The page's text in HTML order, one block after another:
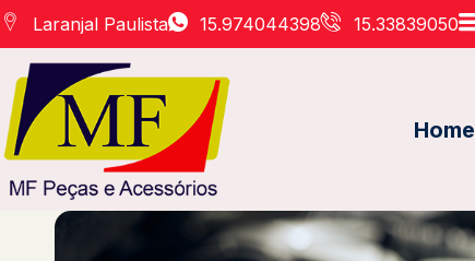
Laranjal Paulista 15.974044398 15.33839050
Home